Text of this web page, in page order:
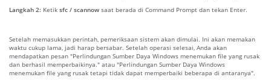
Langkah 2: Ketik sfc / scannow saat berada di Command Prompt dan tekan Enter.
Setelah memasukkan perintah, pemeriksaan sistem akan dimulai. Ini akan memakan
waktu cukup lama, jadi harap bersabar. Setelah operasi selesai, Anda akan
mendapatkan pesan "Perlindungan Sumber Daya Windows menemukan file yang rusak
dan berhasil memperbaikinya." atau "Perlindungan Sumber Daya Windows
menemukan file yang rusak tetapi tidak dapat memperbaiki beberapa di antaranya".